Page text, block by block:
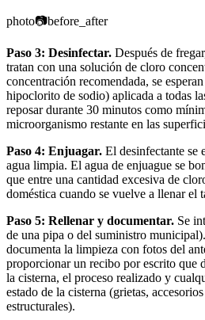
photo📷before_after
Paso 3: Desinfectar. Después de
tratan con una solución de cloro
concentración recomendada, se
hipoclorito de sodio) aplicada a todas
reposar durante 30 minutos como
microorganismo restante en las
Paso 4: Enjuagar. El desinfectante se
agua limpia. El agua de enjuague se
que entre una cantidad excesiva de
doméstica cuando se vuelve a llenar el
Paso 5: Rellenar y documentar. Se
de una pipa o del suministro
documenta la limpieza con fotos del
proporcionar un recibo por escrito que
la cisterna, el proceso realizado y
estado de la cisterna (grietas,
estructurales).